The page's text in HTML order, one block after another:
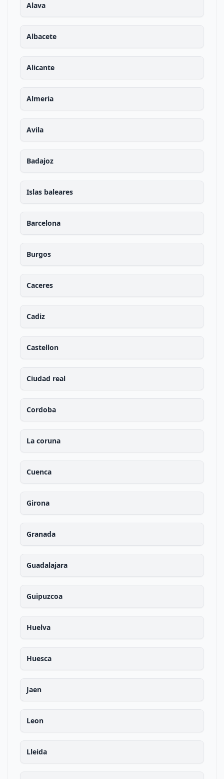
Alava
Albacete
Alicante
Almeria
Avila
Badajoz
Islas baleares
Barcelona
Burgos
Caceres
Cadiz
Castellon
Ciudad real
Cordoba
La coruna
Cuenca
Girona
Granada
Guadalajara
Guipuzcoa
Huelva
Huesca
Jaen
Leon
Lleida